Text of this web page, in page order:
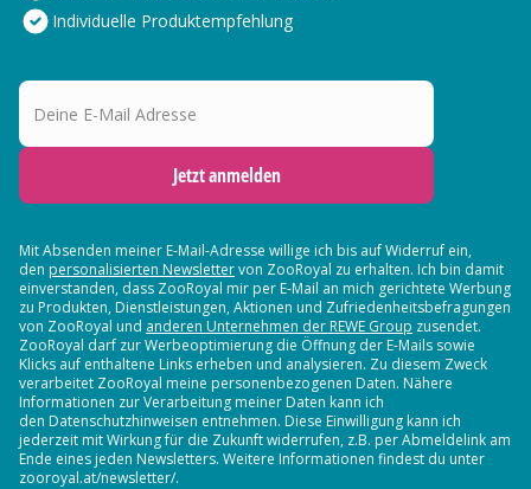
Individuelle Produktempfehlung
Deine E-Mail Adresse
Jetzt anmelden
Mit Absenden meiner E-Mail-Adresse willige ich bis auf Widerruf ein,
den personalisierten Newslettervon ZooRoyal zu erhalten. Ich bin damit
einverstanden, dass ZooRoyal mir per E-Mail an mich gerichtete Werbung
zu Produkten, Dienstleistungen, Aktionen und Zufriedenheitsbefragungen
von ZooRoyal und anderen Unternehmen der REWE Group zusendet.
ZooRoyal darf zur Werbeoptimierung die Öffnung der E-Mails sowie
Klicks auf enthaltene Links erheben und analysieren. Zu diesem Zweck
verarbeitet ZooRoyal meine personenbezogenen Daten. Nähere
Informationen zur Verarbeitung meiner Daten kann ich
den Datenschutzhinweisen entnehmen. Diese Einwilligung kann ich
jederzeit mit Wirkung für die Zukunft widerrufen, z.B. per Abmeldelink am
Ende eines jeden Newsletters. Weitere Informationen findest du unter
zooroyal.at/newsletter/.